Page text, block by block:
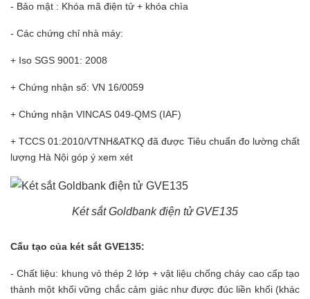
- Bảo mật : Khóa mã điện tử + khóa chìa
- Các chứng chỉ nhà máy:
+ Iso SGS 9001: 2008
+ Chứng nhận số: VN 16/0059
+ Chứng nhận VINCAS 049-QMS (IAF)
+ TCCS 01:2010/VTNH&ATKQ đã được Tiêu chuẩn đo lường chất
lượng Hà Nội góp ý xem xét
Két sắt Goldbank điện tử GVE135
Cấu tạo của két sắt GVE135:
- Chất liệu: khung vỏ thép 2 lớp + vật liệu chống cháy cao cấp tạo
thành một khối vững chắc cảm giác như được đúc liền khối (khác